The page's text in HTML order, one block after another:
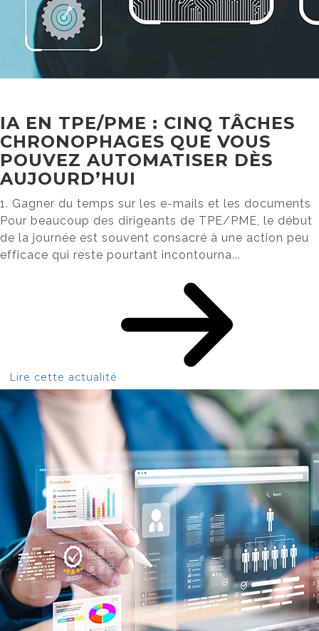
IA EN TPE/PME : CINQ TÂCHES
CHRONOPHAGES QUE VOUS
POUVEZ AUTOMATISER DÈS
AUJOURD’HUI
1. Gagner du temps sur les e-mails et les documents
Pour beaucoup des dirigeants de TPE/PME, le début
de la journée est souvent consacré à une action peu
efficace qui reste pourtant incontourna...
Lire cette actualité